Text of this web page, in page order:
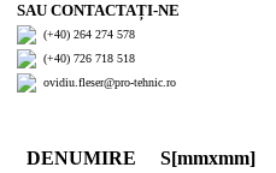
SAU CONTACTAȚI-NE
(+40) 264 274 578
(+40) 726 718 518
ovidiu.fleser@pro-tehnic.ro
DENUMIRE S[mmxmm]